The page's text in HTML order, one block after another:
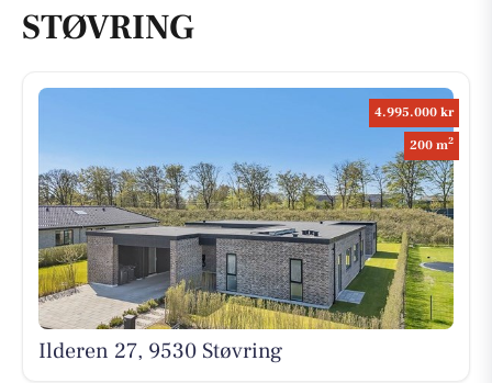
STØVRING
4.995.000 kr
200 m2
Ilderen 27, 9530 Støvring